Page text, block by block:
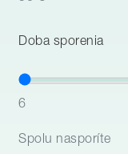
Doba sporenia
6
Spolu nasporíte